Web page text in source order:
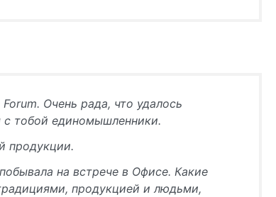
Очень рада, что удалось
с тобой единомышленники.
продукции.
на встрече в Офисе. Какие
продукцией и людьми,